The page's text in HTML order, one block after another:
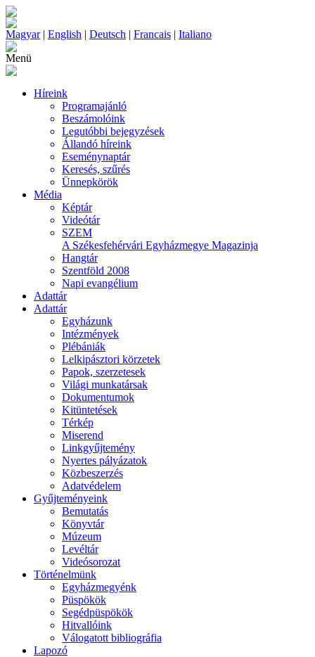
Magyar| English | Deutsch | Francais | Italiano
Menü
Híreink
Programajánló
Beszámolóink
Legutóbbi bejegyzések
Állandó híreink
Eseménynaptár
Keresés, szűrés
Ünnepkörök
Média
Képtár
Videótár
SZEM
A Székesfehérvári Egyházmegye Magazinja
Hangtár
Szentföld 2008
Napi evangélium
Adattár
Adattár
Egyházunk
Intézmények
Plébániák
Lelkipásztori körzetek
Papok, szerzetesek
Világi munkatársak
Dokumentumok
Kitüntetések
Térkép
Miserend
Linkgyűjtemény
Nyertes pályázatok
Közbeszerzés
Adatvédelem
Gyűjteményeink
Bemutatás
Könyvtár
Múzeum
Levéltár
Videósorozat
Történelmünk
Egyházmegyénk
Püspökök
Segédpüspökök
Hitvallóink
Válogatott bibliográfia
Lapozó